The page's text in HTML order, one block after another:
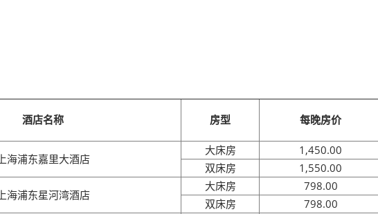
酒店名称 房型 每晚房价
上海浦东嘉里大酒店
大床房
1,450.00
双床房
1,550.00
上海浦东星河湾酒店
大床房
798.00
双床房
798.00